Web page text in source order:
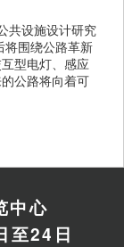
设施设计研究
将围绕公路革新
型电灯、感应
公路将向着可
中心
至24日